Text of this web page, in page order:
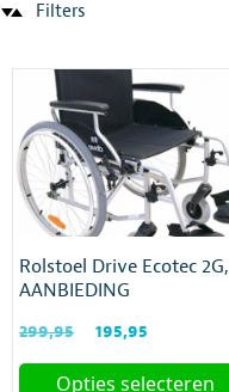
Filters
Rolstoel Drive Ecotec 2G,
AANBIEDING
299,95
Oorspronkelijke
was:
195,95
is:
Opties selecteren